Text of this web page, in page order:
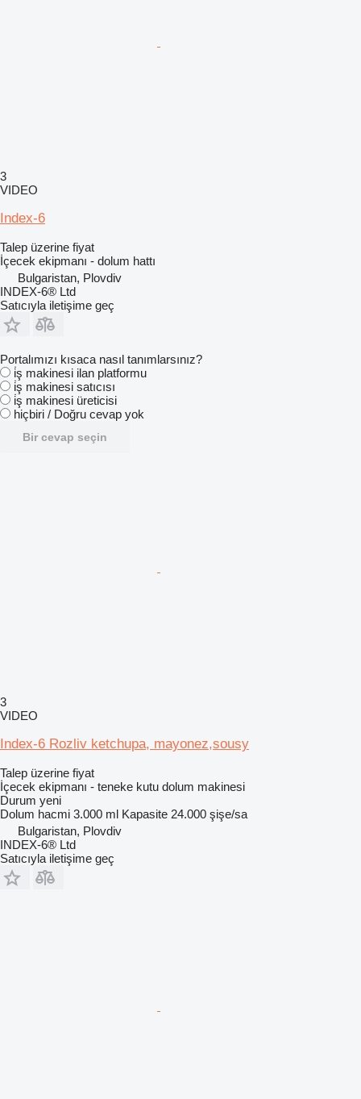
3
VIDEO
Index-6
Talep üzerine fiyat
İçecek ekipmanı - dolum hattı
Bulgaristan, Plovdiv
INDEX-6® Ltd
Satıcıyla iletişime geç
Portalımızı kısaca nasıl tanımlarsınız?
i̇ş makinesi ilan platformu
i̇ş makinesi satıcısı
i̇ş makinesi üreticisi
hiçbiri / Doğru cevap yok
Bir cevap seçin
3
VIDEO
Index-6 Rozliv ketchupa, mayonez,sousy
Talep üzerine fiyat
İçecek ekipmanı - teneke kutu dolum makinesi
Durum yeni
Dolum hacmi 3.000 ml Kapasite 24.000 şişe/sa
Bulgaristan, Plovdiv
INDEX-6® Ltd
Satıcıyla iletişime geç